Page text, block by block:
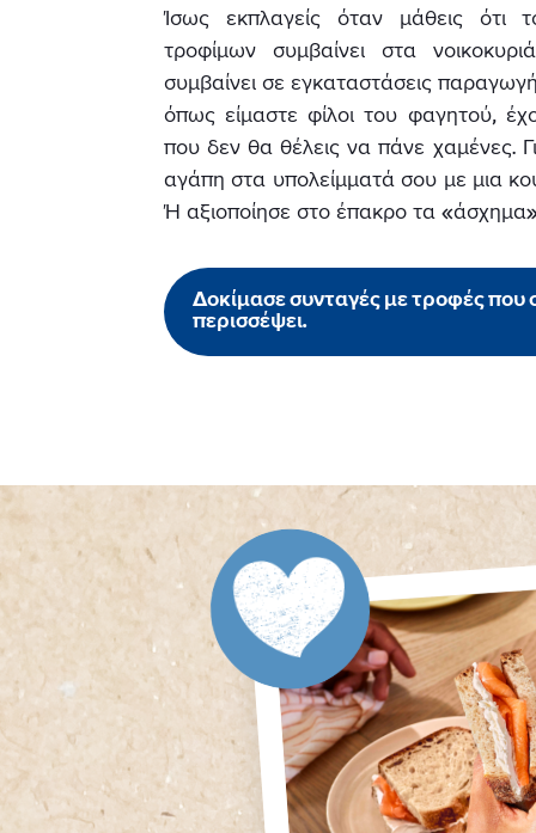
Ίσως εκπλαγείς όταν μάθεις ότι
τροφίμων συμβαίνει στα
συμβαίνει σε εγκαταστάσεις
όπως είμαστε φίλοι του φαγητού,
που δεν θα θέλεις να πάνε χαμένες.
αγάπη στα υπολείμματά σου με μια
Ή αξιοποίησε στο έπακρο τα
Δοκίμασε συνταγές με τροφές που
περισσέψει.